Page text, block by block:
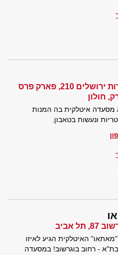
שדרות ירושלים 210, פארק פרס
חולון
מסעדה איטלקית בה המנות
ונעשות בטאבון.
תל אביב
האיטלקית הגיע לאיזו
- רחוב בוגרשוב! במסעדה